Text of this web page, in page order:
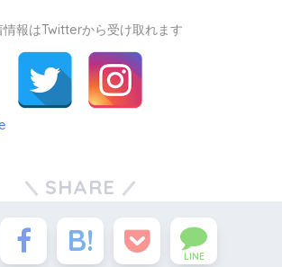
情報はTwitterから受け取れます
SHARE
LINE